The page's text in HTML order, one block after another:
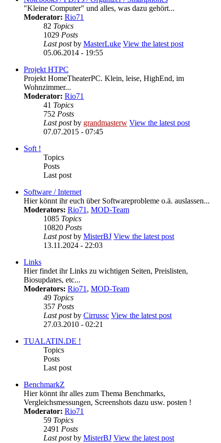
"Kleine Computer" und alles, was dazu gehört...
Moderator: Rio71
82 Topics
1029 Posts
Last postby MasterLuke View the latest post
05.06.2014 - 19:55
Projekt HTPC
Projekt HomeTheaterPC. Klein, leise, HighEnd, im
Wohnzimmer...
Moderator: Rio71
41 Topics
752 Posts
Last postby grandmasterw View the latest post
07.07.2015 - 07:45
Soft !
Topics
Posts
Last post
Software / Internet
Hier könnt ihr euch über Softwareprobleme o.ä. auslassen...
Moderators: Rio71, MOD-Team
1085 Topics
10820 Posts
Last postby MisterBJ View the latest post
13.11.2024 - 22:03
Links
Hier findet ihr Links zu wichtigen Seiten, Preislisten,
Biosupdates, etc...
Moderators: Rio71, MOD-Team
49 Topics
357 Posts
Last postby Cirrussc View the latest post
27.03.2010 - 02:21
TUALATIN.DE !
Topics
Posts
Last post
BenchmarkZ
Hier könnt ihr alles zum Thema Benchmarks,
Vergleichsmessungen, Screenshots dazu usw. posten !
Moderator: Rio71
59 Topics
2491 Posts
Last postby MisterBJ View the latest post